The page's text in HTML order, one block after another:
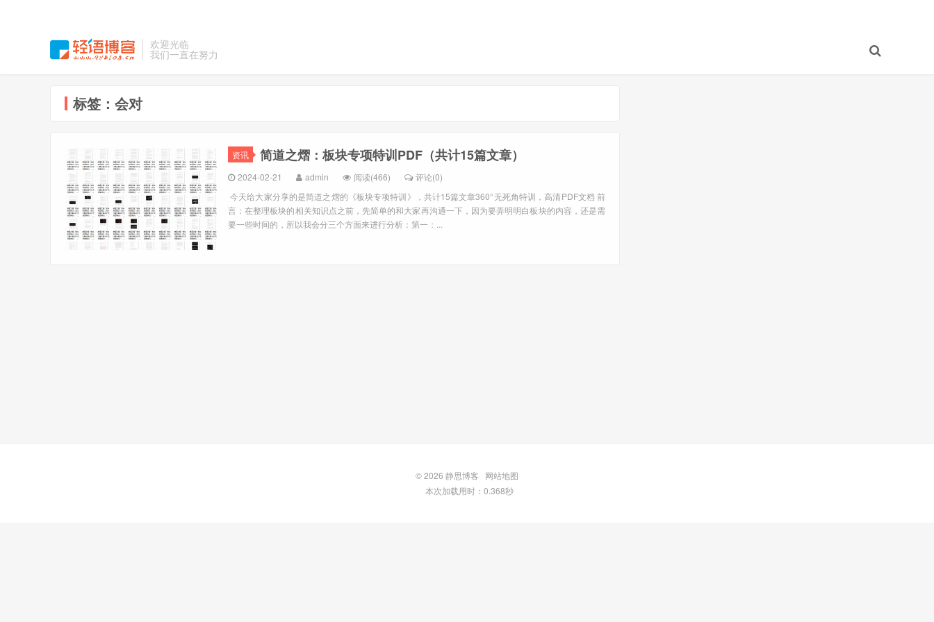
欢迎光临
我们一直在努力
标签：会对
资讯 简道之熠：板块专项特训PDF（共计15篇文章）
2024-02-21 admin 阅读(466)
评论(0)
今天给大家分享的是简道之熠的《板块专项特训》，共计15篇文章360°无死角特训，高清PDF文档 前
言：在整理板块的相关知识点之前，先简单的和大家再沟通一下，因为要弄明明白板块的内容，还是需
要一些时间的，所以我会分三个方面来进行分析：第一：...
© 2026 静思博客
网站地图
本次加载用时：0.368秒